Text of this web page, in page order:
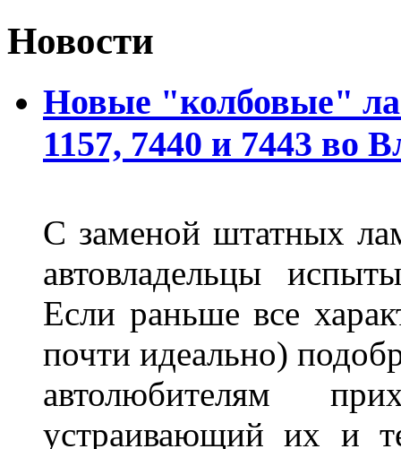
Новости
Новые "колбовые"
1157, 7440 и 7443 во
С заменой штатных
автовладельцы
Если раньше все
почти идеально)
автолюбителям
устраивающий их и